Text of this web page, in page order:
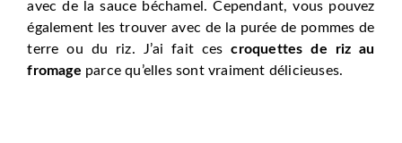
avec de la sauce béchamel. Cependant, vous pouvez
également les trouver avec de la purée de pommes de
terre ou du riz. J’ai fait cescroquettes de riz au
fromage parce qu’elles sont vraiment délicieuses.